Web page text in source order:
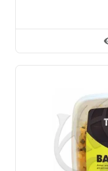
webshopban, és